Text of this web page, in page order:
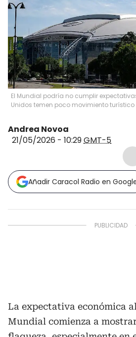
El Mundial podría no cumplir
Unidos temen poco movimiento turístico
Andrea Novoa
21/05/2026 - 10:29GMT-5
Añadir Caracol Radio en
La expectativa económica
Mundial comienza a